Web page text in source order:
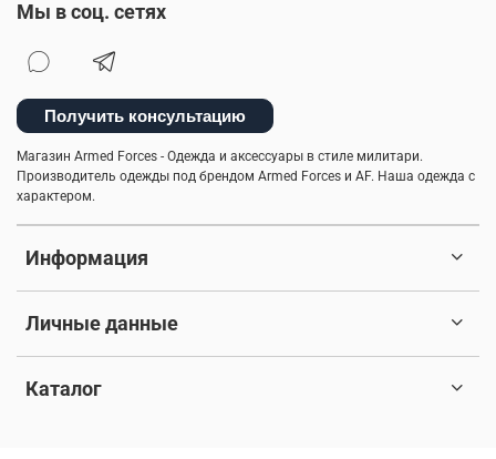
Информация
Личные данные
Каталог
Мы в соц. сетях
Получить консультацию
Магазин Armed Forces - Одежда и аксессуары в стиле милитари.
Производитель одежды под брендом Armed Forces и AF. Наша одежда с
характером.